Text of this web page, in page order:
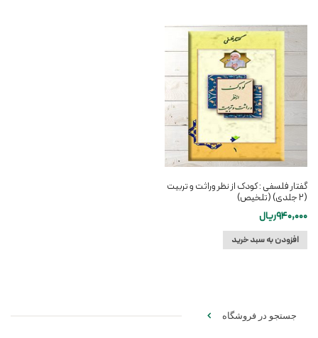
گفتار فلسفی : کودک از نظر وراثت و تربیت
(۲ جلدی) (تلخیص)
940,000ریال
افزودن به سبد خرید
جستجو در فروشگاه